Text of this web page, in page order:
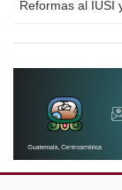
Reformas al IUSI